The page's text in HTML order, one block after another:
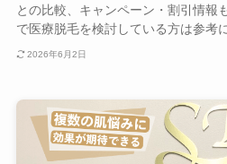
との比較、キャンペーン・割引情報
で医療脱毛を検討している方は参考
2026年6月2日